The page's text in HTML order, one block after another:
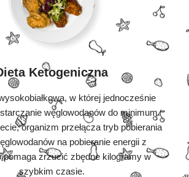
Ketogeniczna
w której jednocześnie
węglowodanów do minimum.
organizm przełącza tryb pobierania
na pobieranie energii z
pomaga zrzucić zbędne kilogramy w
szybkim czasie.